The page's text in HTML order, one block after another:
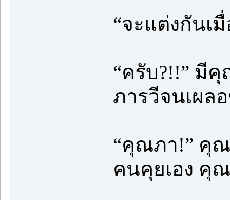
“จะแต่งกันเ
“ครับ?!!” มี
ภารวีจนเผล
“คุณภา!” คุณ
คนคุยเอง คุ